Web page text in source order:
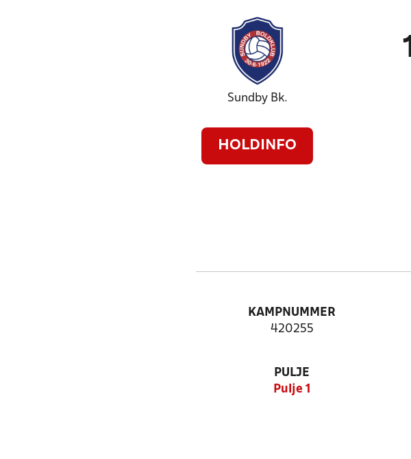
Sundby Bk.
HOLDINFO
1
KAMPNUMMER
420255
PULJE
Pulje 1